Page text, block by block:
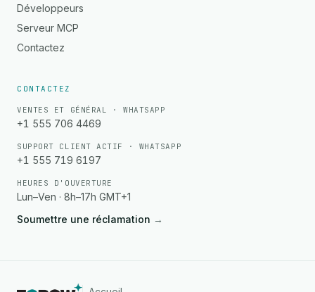
Développeurs
Serveur MCP
Contactez
CONTACTEZ
VENTES ET GÉNÉRAL · WHATSAPP
+1 555 706 4469
SUPPORT CLIENT ACTIF · WHATSAPP
+1 555 719 6197
HEURES D'OUVERTURE
Lun–Ven · 8h–17h GMT+1
Soumettre une réclamation →